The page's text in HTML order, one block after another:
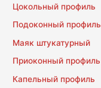
Цокольный профиль
Подоконный профиль
Маяк штукатурный
Приоконный профиль
Капельный профиль